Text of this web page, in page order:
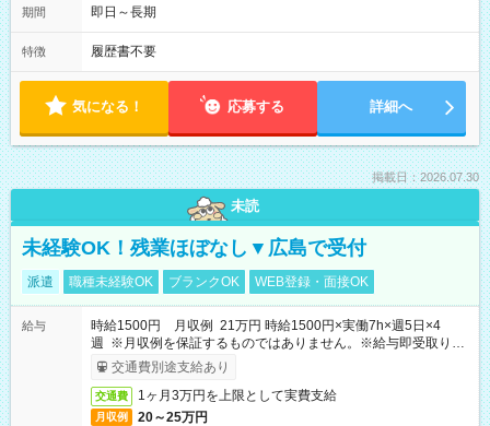
期間 即日～長期
特徴 履歴書不要
気になる！ 応募する 詳細へ
掲載日：2026.07.30
未読
未経験OK！残業ほぼなし▼広島で受付
派遣 職種未経験OK ブランクOK WEB登録・面接OK
給与
時給1500円 月収例 21万円 時給1500円×実働7h×週5日×4
週 ※月収例を保証するものではありません。※給与即受取りサ
ービス利用可（利用条件有）
交通費別途支給あり
交通費 1ヶ月3万円を上限として実費支給
月収例 20～25万円